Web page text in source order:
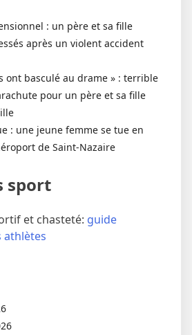
: un père et sa fille
après un violent accident
ont basculé au drame » : terrible
pour un père et sa fille
: une jeune femme se tue en
de Saint-Nazaire
sport
et chasteté: guide
athlètes